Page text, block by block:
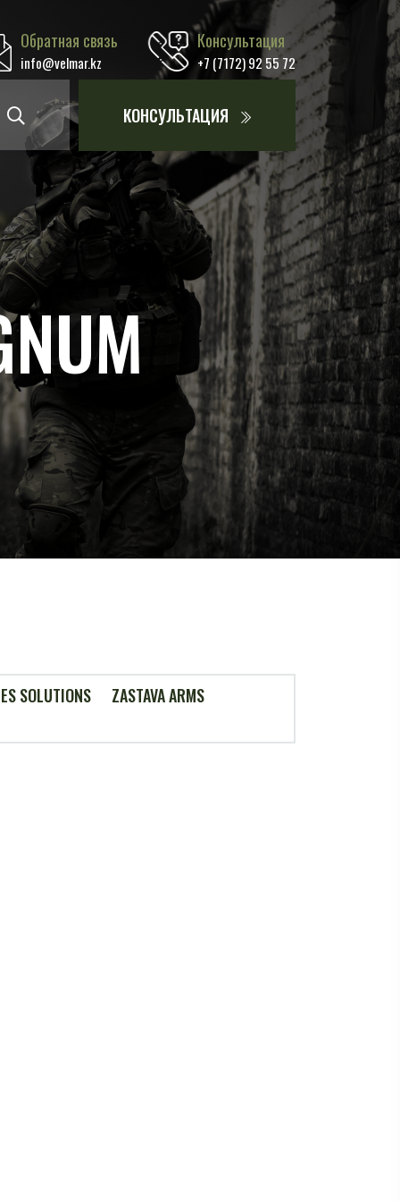
Обратная связь
info@velmar.kz
Консультация
+7 (7172) 92 55 72
КОНСУЛЬТАЦИЯ
SOLUTIONS
ZASTAVA ARMS